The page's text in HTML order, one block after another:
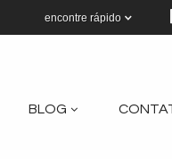
encontre rápido
BLOG